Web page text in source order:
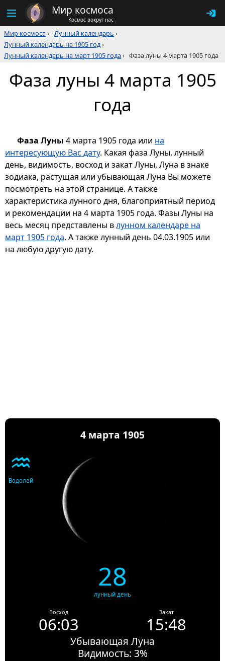
Мир космоса
Космос вокруг нас
Мир космоса› Лунный календарь ›
Лунный календарь на 1905 год›
Лунный календарь на март 1905 года› Фаза луны 4 марта 1905 года
Фаза луны 4 марта 1905
года
Фаза Луны 4 марта 1905 года или на
интересующую Вас дату. Какая фаза Луны, лунный
день, видимость, восход и закат Луны, Луна в знаке
зодиака, растущая или убывающая Луна Вы можете
посмотреть на этой странице. А также
характеристика лунного дня, благоприятный период
и рекомендации на 4 марта 1905 года. Фазы Луны на
весь месяц представлены влунном календаре на
март 1905 года. А также лунный день 04.03.1905 или
на любую другую дату.
4 марта 1905
♒
Водолей
28
лунный день
Восход
06:03
Закат
15:48
Убывающая Луна
Видимость: 3%